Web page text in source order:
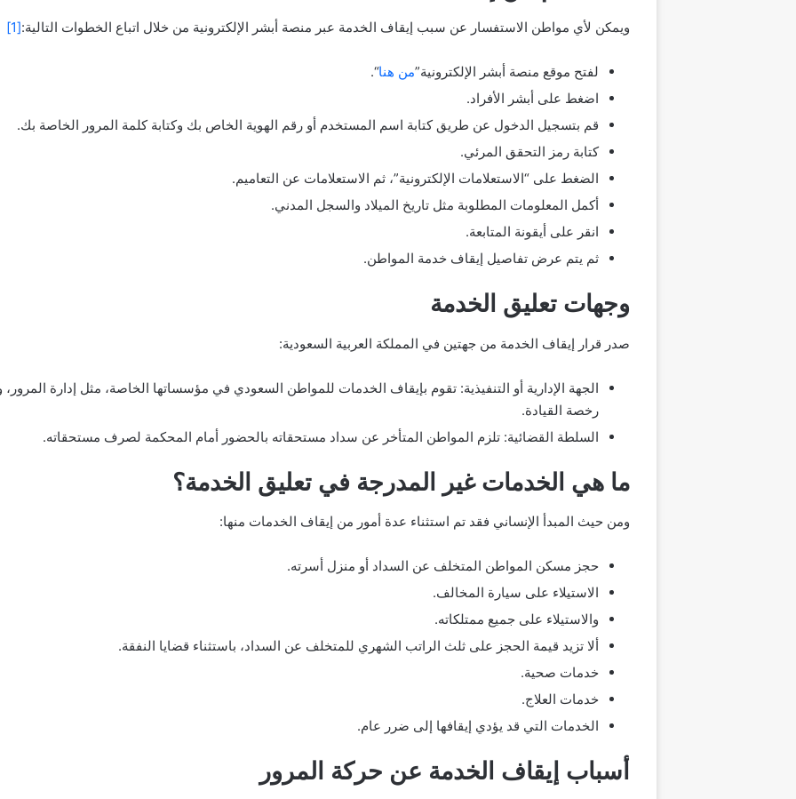
ويمكن لأي مواطن الاستفسار عن سبب إيقاف الخدمة عبر منصة أبشر الإلكترونية من خلال اتباع الخطوات التالية:[1]
لفتح موقع منصة أبشر الإلكترونية”من هنا“.
اضغط على أبشر الأفراد.
قم بتسجيل الدخول عن طريق كتابة اسم المستخدم أو رقم الهوية الخاص بك وكتابة كلمة المرور الخاصة بك.
كتابة رمز التحقق المرئي.
الضغط على “الاستعلامات الإلكترونية”، ثم الاستعلامات عن التعاميم.
أكمل المعلومات المطلوبة مثل تاريخ الميلاد والسجل المدني.
انقر على أيقونة المتابعة.
ثم يتم عرض تفاصيل إيقاف خدمة المواطن.
وجهات تعليق الخدمة
صدر قرار إيقاف الخدمة من جهتين في المملكة العربية السعودية:
الجهة الإدارية أو التنفيذية: تقوم بإيقاف الخدمات للمواطن السعودي في مؤسساتها الخاصة، مثل إدارة
رخصة القيادة.
السلطة القضائية: تلزم المواطن المتأخر عن سداد مستحقاته بالحضور أمام المحكمة لصرف مستحقاته.
ما هي الخدمات غير المدرجة في تعليق الخدمة؟
ومن حيث المبدأ الإنساني فقد تم استثناء عدة أمور من إيقاف الخدمات منها:
حجز مسكن المواطن المتخلف عن السداد أو منزل أسرته.
الاستيلاء على سيارة المخالف.
والاستيلاء على جميع ممتلكاته.
ألا تزيد قيمة الحجز على ثلث الراتب الشهري للمتخلف عن السداد، باستثناء قضايا النفقة.
خدمات صحية.
خدمات العلاج.
الخدمات التي قد يؤدي إيقافها إلى ضرر عام.
أسباب إيقاف الخدمة عن حركة المرور